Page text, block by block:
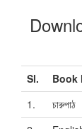
Sl. Book
1.
চারুপাঠ